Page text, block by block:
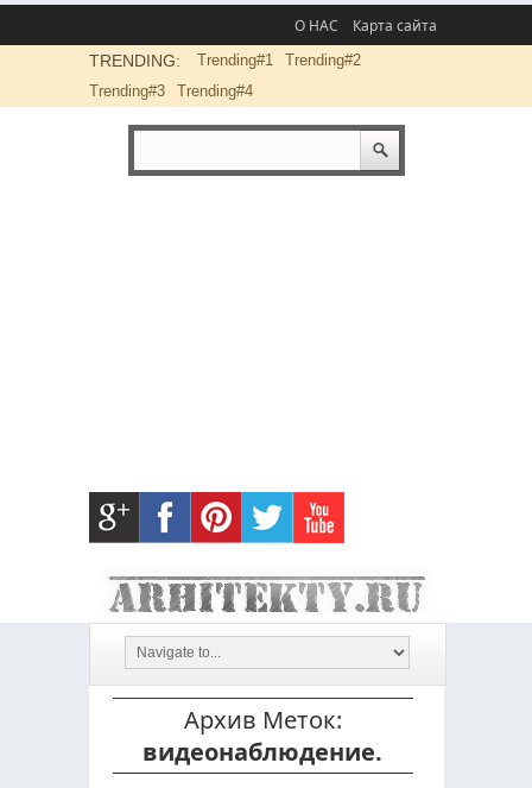
О НАС Карта сайта
TRENDING: Trending#1
Trending#2
Trending#3
Trending#4
Архив Меток:
видеонаблюдение.